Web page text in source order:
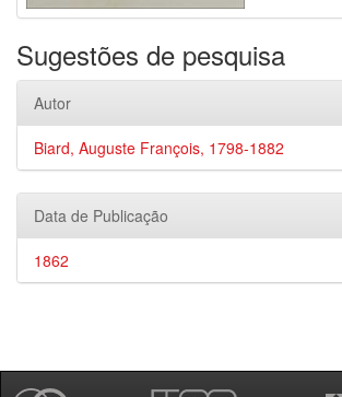
Sugestões de pesquisa
Autor
Biard, Auguste François, 1798-1882
Data de Publicação
1862